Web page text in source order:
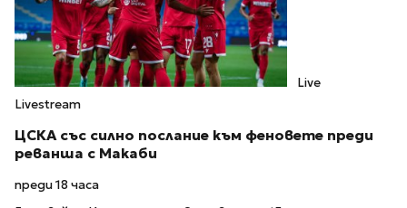
Live
Livestream
ЦСКА със силно послание към феновете преди
реванша с Макаби
преди 18 часа